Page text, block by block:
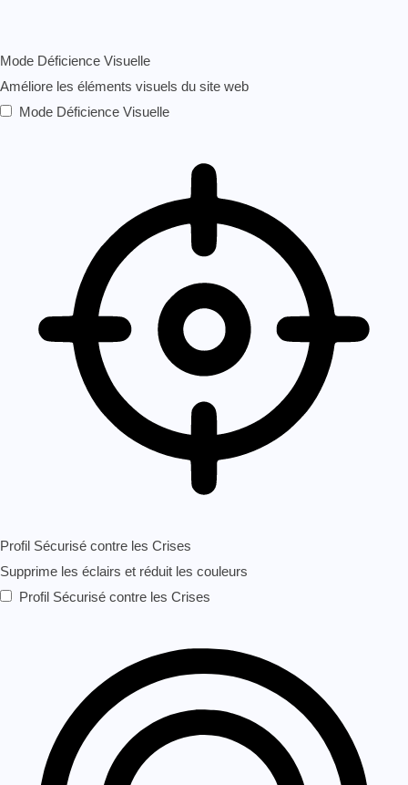
Mode Déficience Visuelle
Améliore les éléments visuels du site web
Mode Déficience Visuelle
Profil Sécurisé contre les Crises
Supprime les éclairs et réduit les couleurs
Profil Sécurisé contre les Crises